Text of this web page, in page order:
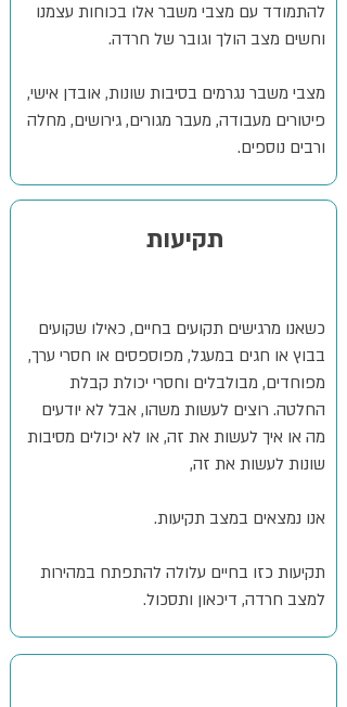
להתמודד עם מצבי משבר אלו בכוחות עצמנו
וחשים מצב הולך וגובר של חרדה.
מצבי משבר נגרמים בסיבות שונות, אובדן אישי,
פיטורים מעבודה, מעבר מגורים, גירושים, מחלה
ורבים נוספים.
תקיעות
כשאנו מרגישים תקועים בחיים, כאילו שקועים
בבוץ או חגים במעגל, מפוספסים או חסרי ערך,
מפוחדים, מבולבלים וחסרי יכולת קבלת
החלטה. רוצים לעשות משהו, אבל לא יודעים
מה או איך לעשות את זה, או לא יכולים מסיבות
שונות לעשות את זה,
אנו נמצאים במצב תקיעות.
תקיעות כזו בחיים עלולה להתפתח במהירות
למצב חרדה, דיכאון ותסכול.